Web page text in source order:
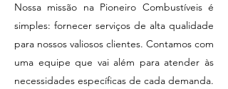
Nossa missão na Pioneiro Combustíveis é
simples: fornecer serviços de alta qualidade
para nossos valiosos clientes. Contamos com
uma equipe que vai além para atender às
necessidades específicas de cada demanda.